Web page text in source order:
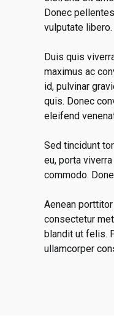
Donec
vulputate libero.
Duis quis
maximus ac
id, pulvinar
quis. Donec
eleifend
Sed tincidunt
eu, porta
commodo.
Aenean
consectetur
blandit ut felis.
ullamcorper